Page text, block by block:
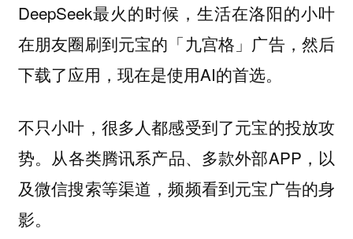
DeepSeek最火的时候，生活在洛阳的小叶
在朋友圈刷到元宝的「九宫格」广告，然后
下载了应用，现在是使用AI的首选。
不只小叶，很多人都感受到了元宝的投放攻
势。从各类腾讯系产品、多款外部APP，以
及微信搜索等渠道，频频看到元宝广告的身
影。